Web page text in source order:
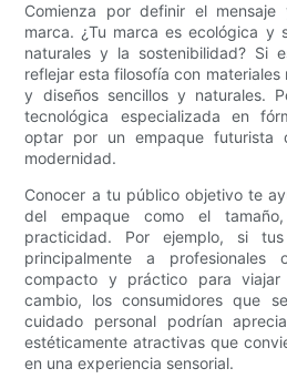
Comienza por definir el
marca. ¿Tu marca es ecológica y
naturales y la sostenibilidad? Si
reflejar esta filosofía con materiales
y diseños sencillos y naturales.
tecnológica especializada en
optar por un empaque futurista
modernidad.
Conocer a tu público objetivo te
del empaque como el
practicidad. Por ejemplo, si
principalmente a profesionales
compacto y práctico para viajar
cambio, los consumidores que
cuidado personal podrían
estéticamente atractivas que
en una experiencia sensorial.